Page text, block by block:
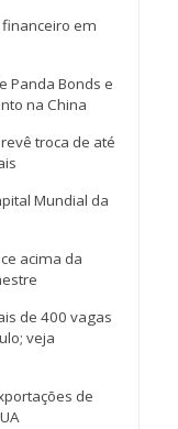
em
Panda Bonds e
na China
troca de até
Mundial da
acima da
de 400 vagas
veja
de